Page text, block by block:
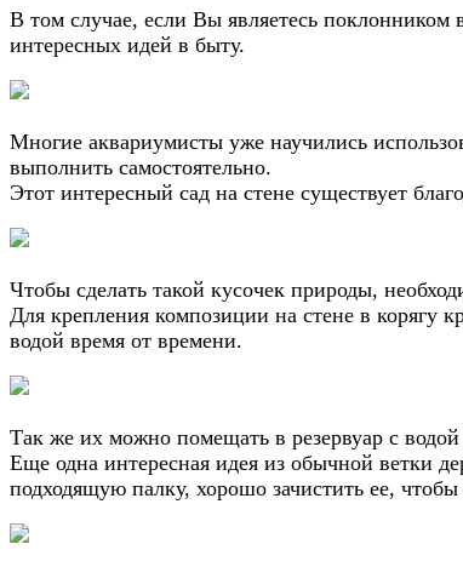
В том случае, если Вы являетесь поклонником
интересных идей в быту.
Многие аквариумисты уже научились
выполнить самостоятельно.
Этот интересный сад на стене существует
Чтобы сделать такой кусочек природы,
Для крепления композиции на стене в корягу
водой время от времени.
Так же их можно помещать в резервуар с
Еще одна интересная идея из обычной ветки
подходящую палку, хорошо зачистить ее,